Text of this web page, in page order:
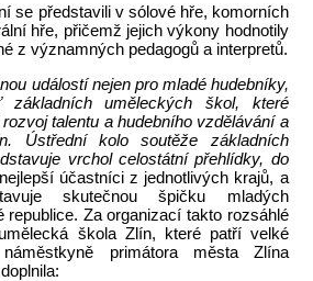
se představili v sólové hře, komorních
hře, přičemž jejich výkony hodnotily
z významných pedagogů a interpretů.
událostí nejen pro mladé hudebníky,
uměleckých škol, které
talentu a hudebního vzdělávání a
Ústřední kolo soutěže základních
vrchol celostátní přehlídky, do
účastníci z jednotlivých krajů, a
skutečnou špičku mladých
republice. Za organizací takto rozsáhlé
škola Zlín, které patří velké
primátora města Zlína